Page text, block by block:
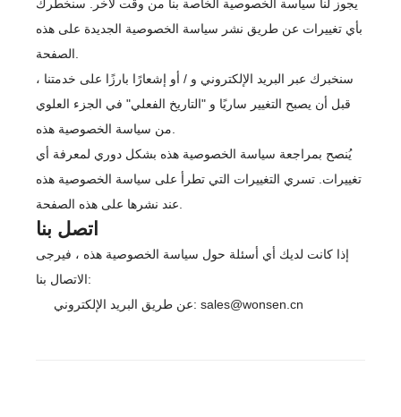
يجوز لنا سياسة الخصوصية الخاصة بنا من وقت لآخر. سنخطرك
بأي تغييرات عن طريق نشر سياسة الخصوصية الجديدة على هذه
سنخبرك عبر البريد الإلكتروني و / أو إشعارًا بارزًا على خدمتنا ،
قبل أن يصبح التغيير ساريًا و "التاريخ الفعلي" في الجزء العلوي
يُنصح بمراجعة سياسة الخصوصية هذه بشكل دوري لمعرفة أي
تغييرات. تسري التغييرات التي تطرأ على سياسة الخصوصية هذه
اتصل بنا
إذا كانت لديك أي أسئلة حول سياسة الخصوصية هذه ، فيرجى
الاتصال بنا:
عن طريق البريد الإلكتروني: sales@wonsen.cn